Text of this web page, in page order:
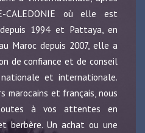
CALEDONIE où elle est
1994 et Pattaya, en
Maroc depuis 2007, elle a
de confiance et de conseil
et internationale.
marocains et français, nous
à vos attentes en
berbère. Un achat ou une